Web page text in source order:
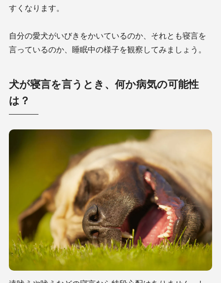
すくなります。
自分の愛犬がいびきをかいているのか、それとも寝言を
言っているのか、睡眠中の様子を観察してみましょう。
犬が寝言を言うとき、何か病気の可能性
は？